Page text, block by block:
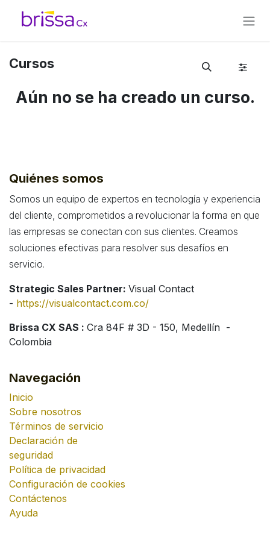
Cursos
Aún no se ha creado un curso.
Quiénes somos
Somos un equipo de expertos en tecnología y experiencia
del cliente, comprometidos a revolucionar la forma en que
las empresas se conectan con sus clientes. Creamos
soluciones efectivas para resolver sus desafíos en
servicio.
Strategic Sales Partner: Visual Contact
- https://visualcontact.com.co/
Brissa CX SAS : Cra 84F # 3D - 150, Medellín -
Colombia
Navegación
Inicio
Sobre nosotros
Términos de servicio
Declaración de
seguridad
Política de privacidad
Configuración de cookies
Contáctenos
Ayuda